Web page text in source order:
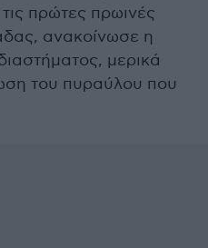
πρώτες πρωινές
ανακοίνωσε η
μερικά
του πυραύλου που